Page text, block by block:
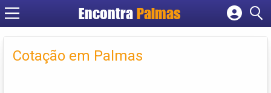
Encontra Palmas
Cadastrar empresa
Criar conta
Cotação em Palmas